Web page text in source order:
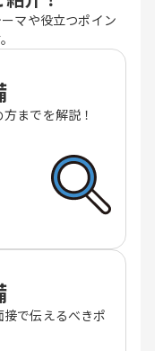
マや役立つポイン
までを解説！
で伝えるべきポ